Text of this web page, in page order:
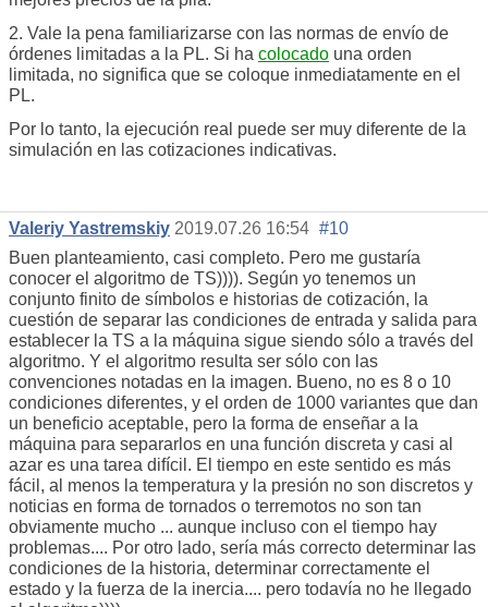
2. Vale la pena familiarizarse con las normas de envío de
órdenes limitadas a la PL. Si ha colocado una orden
limitada, no significa que se coloque inmediatamente en el
PL.
Por lo tanto, la ejecución real puede ser muy diferente de la
simulación en las cotizaciones indicativas.
Valeriy Yastremskiy 2019.07.26 16:54 #10
Buen planteamiento, casi completo. Pero me gustaría
conocer el algoritmo de TS)))). Según yo tenemos un
conjunto finito de símbolos e historias de cotización, la
cuestión de separar las condiciones de entrada y salida para
establecer la TS a la máquina sigue siendo sólo a través del
algoritmo. Y el algoritmo resulta ser sólo con las
convenciones notadas en la imagen. Bueno, no es 8 o 10
condiciones diferentes, y el orden de 1000 variantes que dan
un beneficio aceptable, pero la forma de enseñar a la
máquina para separarlos en una función discreta y casi al
azar es una tarea difícil. El tiempo en este sentido es más
fácil, al menos la temperatura y la presión no son discretos y
noticias en forma de tornados o terremotos no son tan
obviamente mucho ... aunque incluso con el tiempo hay
problemas.... Por otro lado, sería más correcto determinar las
condiciones de la historia, determinar correctamente el
estado y la fuerza de la inercia.... pero todavía no he llegado